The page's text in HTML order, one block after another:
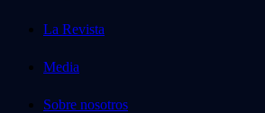
La Revista
Media
Sobre nosotros